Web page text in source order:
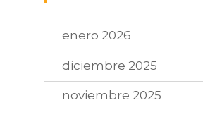
enero 2026
diciembre 2025
noviembre 2025